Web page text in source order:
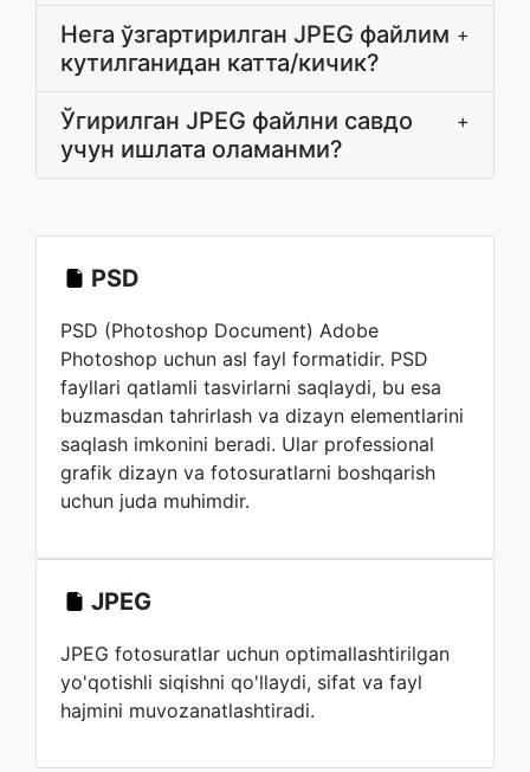
Нега ўзгартирилган JPEG файлим
кутилганидан катта/кичик?
+
Ўгирилган JPEG файлни савдо
учун ишлата оламанми?
+
PSD
PSD (Photoshop Document) Adobe
Photoshop uchun asl fayl formatidir. PSD
fayllari qatlamli tasvirlarni saqlaydi, bu esa
buzmasdan tahrirlash va dizayn elementlarini
saqlash imkonini beradi. Ular professional
grafik dizayn va fotosuratlarni boshqarish
uchun juda muhimdir.
JPEG
JPEG fotosuratlar uchun optimallashtirilgan
yo'qotishli siqishni qo'llaydi, sifat va fayl
hajmini muvozanatlashtiradi.